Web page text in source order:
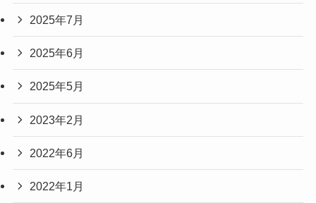
2025年7月
2025年6月
2025年5月
2023年2月
2022年6月
2022年1月